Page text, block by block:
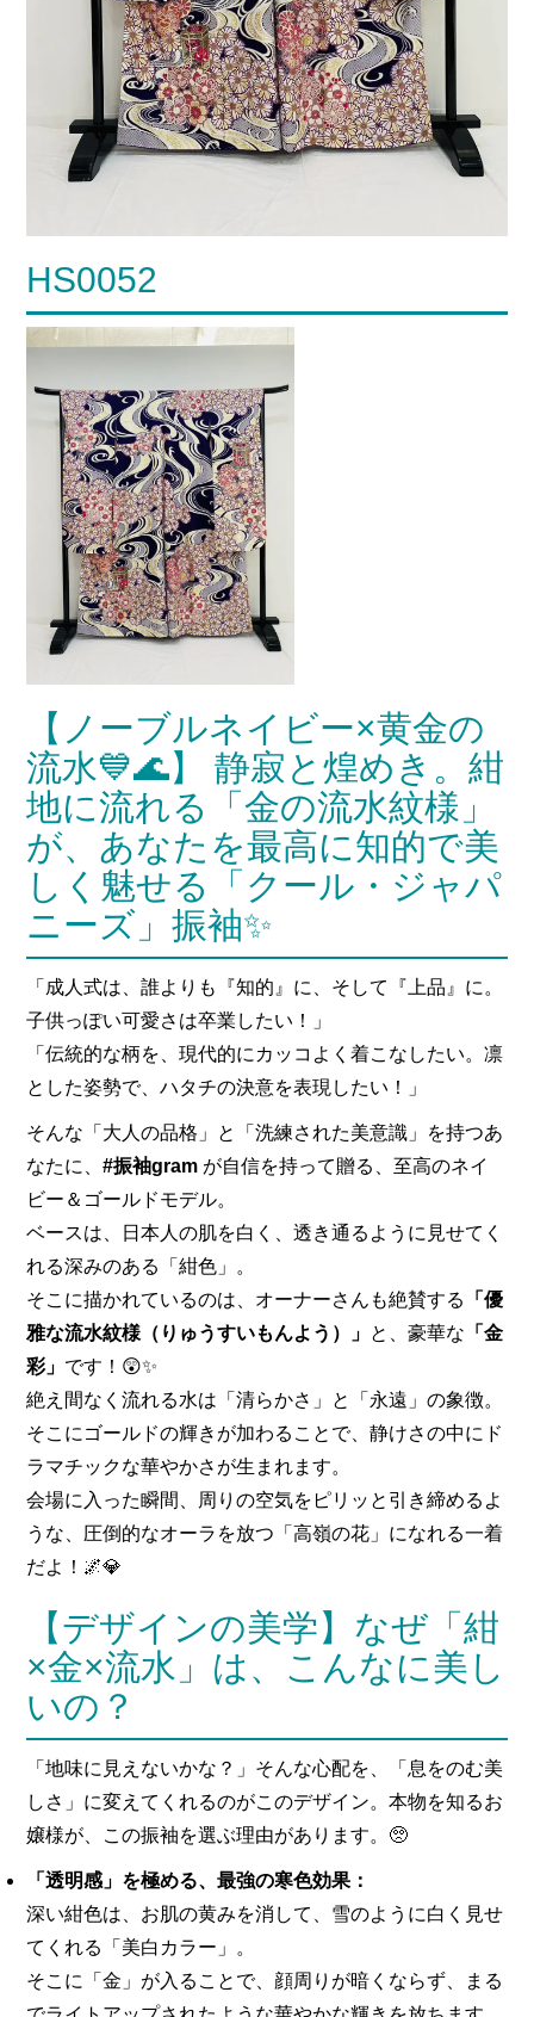
HS0052
【ノーブルネイビー×黄金の
流水💙🌊】 静寂と煌めき。紺
地に流れる「金の流水紋様」
が、あなたを最高に知的で美
しく魅せる「クール・ジャパ
ニーズ」振袖✨
「成人式は、誰よりも『知的』に、そして『上品』に。
子供っぽい可愛さは卒業したい！」
「伝統的な柄を、現代的にカッコよく着こなしたい。凛
とした姿勢で、ハタチの決意を表現したい！」
そんな「大人の品格」と「洗練された美意識」を持つあ
なたに、#振袖gram が自信を持って贈る、至高のネイ
ビー＆ゴールドモデル。
ベースは、日本人の肌を白く、透き通るように見せてく
れる深みのある「紺色」。
そこに描かれているのは、オーナーさんも絶賛する
「優
雅な流水紋様（りゅうすいもんよう）」 と、豪華な 「金
彩」 です！😲✨
絶え間なく流れる水は「清らかさ」と「永遠」の象徴。
そこにゴールドの輝きが加わることで、静けさの中にド
ラマチックな華やかさが生まれます。
会場に入った瞬間、周りの空気をピリッと引き締めるよ
うな、圧倒的なオーラを放つ「高嶺の花」になれる一着
だよ！🌌💎
【デザインの美学】なぜ「紺
×金×流水」は、こんなに美し
いの？
「地味に見えないかな？」そんな心配を、「息をのむ美
しさ」に変えてくれるのがこのデザイン。本物を知るお
嬢様が、この振袖を選ぶ理由があります。🥺
「透明感」を極める、最強の寒色効果：
深い紺色は、お肌の黄みを消して、雪のように白く見せ
てくれる「美白カラー」。
そこに「金」が入ることで、顔周りが暗くならず、まる